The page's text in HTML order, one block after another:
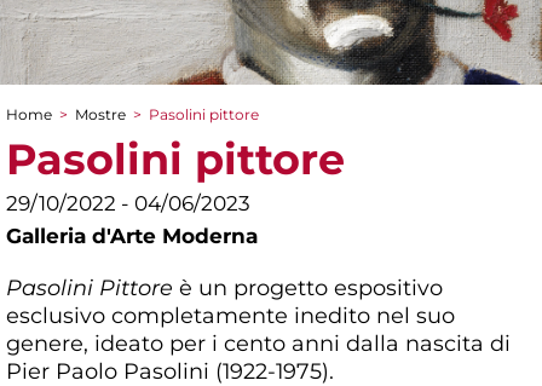
Tu sei qui
Home > Mostre > Pasolini pittore
Pasolini pittore
29/10/2022 - 04/06/2023
Galleria d'Arte Moderna
Pasolini Pittore è un progetto espositivo
esclusivo completamente inedito nel suo
genere, ideato per i cento anni dalla nascita di
Pier Paolo Pasolini (1922-1975).